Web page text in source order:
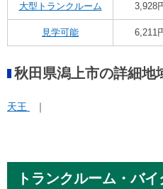
大型トランクルーム 3,928
見学可能 6,211
秋田県潟上市の詳細地
天王
トランクルーム・バ